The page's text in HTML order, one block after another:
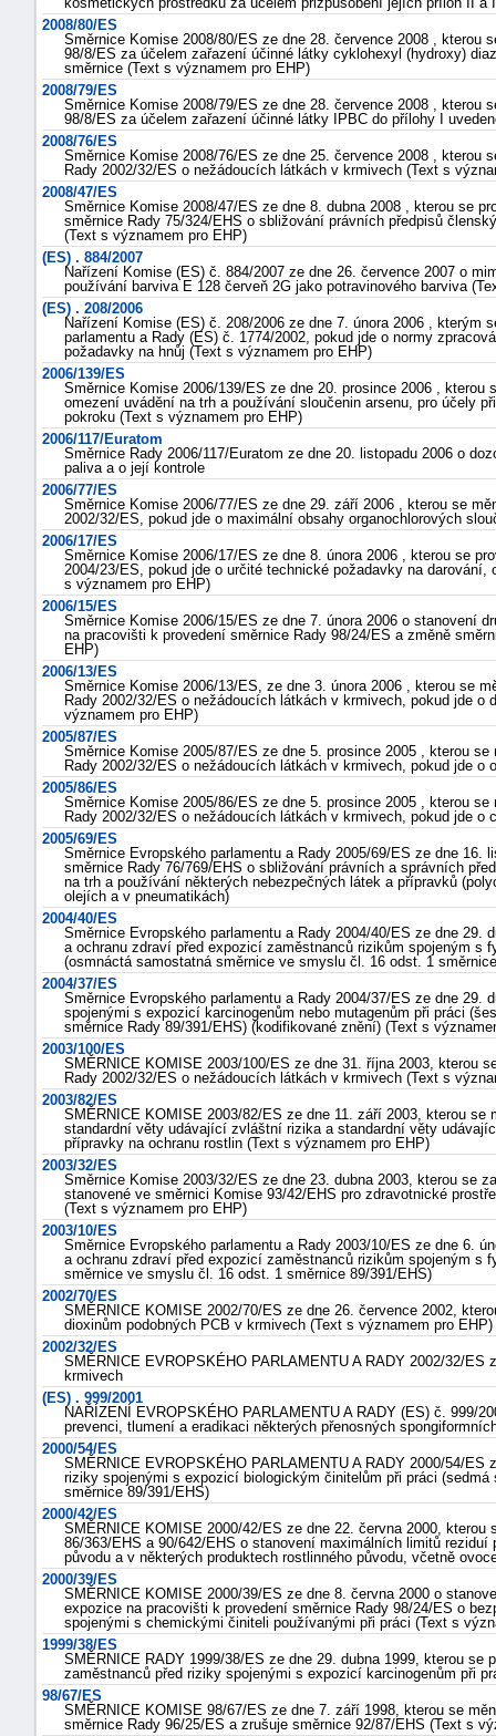
2008/80/ES
Směrnice Komise 2008/80/ES ze dne 28. července 2008 , kterou
98/8/ES za účelem zařazení účinné látky cyklohexyl (hydroxy)
směrnice (Text s významem pro EHP)
2008/79/ES
Směrnice Komise 2008/79/ES ze dne 28. července 2008 , kterou
98/8/ES za účelem zařazení účinné látky IPBC do přílohy I
2008/76/ES
Směrnice Komise 2008/76/ES ze dne 25. července 2008 , kterou
Rady 2002/32/ES o nežádoucích látkách v krmivech (Text s
2008/47/ES
Směrnice Komise 2008/47/ES ze dne 8. dubna 2008 , kterou se
směrnice Rady 75/324/EHS o sbližování právních předpisů
(Text s významem pro EHP)
(ES) . 884/2007
Nařízení Komise (ES) č. 884/2007 ze dne 26. července 2007 o
používání barviva E 128 červeň 2G jako potravinového barviva
(ES) . 208/2006
Nařízení Komise (ES) č. 208/2006 ze dne 7. února 2006 , kterým
parlamentu a Rady (ES) č. 1774/2002, pokud jde o normy
požadavky na hnůj (Text s významem pro EHP)
2006/139/ES
Směrnice Komise 2006/139/ES ze dne 20. prosince 2006 , kterou
omezení uvádění na trh a používání sloučenin arsenu, pro účely
pokroku (Text s významem pro EHP)
2006/117/Euratom
Směrnice Rady 2006/117/Euratom ze dne 20. listopadu 2006 o
paliva a o její kontrole
2006/77/ES
Směrnice Komise 2006/77/ES ze dne 29. září 2006 , kterou se
2002/32/ES, pokud jde o maximální obsahy organochlorových
2006/17/ES
Směrnice Komise 2006/17/ES ze dne 8. února 2006 , kterou se
2004/23/ES, pokud jde o určité technické požadavky na
s významem pro EHP)
2006/15/ES
Směrnice Komise 2006/15/ES ze dne 7. února 2006 o stanovení
na pracovišti k provedení směrnice Rady 98/24/ES a změně
EHP)
2006/13/ES
Směrnice Komise 2006/13/ES, ze dne 3. února 2006 , kterou se
Rady 2002/32/ES o nežádoucích látkách v krmivech, pokud jde
významem pro EHP)
2005/87/ES
Směrnice Komise 2005/87/ES ze dne 5. prosince 2005 , kterou
Rady 2002/32/ES o nežádoucích látkách v krmivech, pokud jde
2005/86/ES
Směrnice Komise 2005/86/ES ze dne 5. prosince 2005 , kterou
Rady 2002/32/ES o nežádoucích látkách v krmivech, pokud jde o
2005/69/ES
Směrnice Evropského parlamentu a Rady 2005/69/ES ze dne 16.
směrnice Rady 76/769/EHS o sbližování právních a správních
na trh a používání některých nebezpečných látek a přípravků
olejích a v pneumatikách)
2004/40/ES
Směrnice Evropského parlamentu a Rady 2004/40/ES ze dne 29.
a ochranu zdraví před expozicí zaměstnanců rizikům spojeným s
(osmnáctá samostatná směrnice ve smyslu čl. 16 odst. 1
2004/37/ES
Směrnice Evropského parlamentu a Rady 2004/37/ES ze dne 29.
spojenými s expozicí karcinogenům nebo mutagenům při práci
směrnice Rady 89/391/EHS) (kodifikované znění) (Text s
2003/100/ES
SMĚRNICE KOMISE 2003/100/ES ze dne 31. října 2003, kterou
Rady 2002/32/ES o nežádoucích látkách v krmivech (Text s
2003/82/ES
SMĚRNICE KOMISE 2003/82/ES ze dne 11. září 2003, kterou se
standardní věty udávající zvláštní rizika a standardní věty
přípravky na ochranu rostlin (Text s významem pro EHP)
2003/32/ES
Směrnice Komise 2003/32/ES ze dne 23. dubna 2003, kterou se
stanovené ve směrnici Komise 93/42/EHS pro zdravotnické
(Text s významem pro EHP)
2003/10/ES
Směrnice Evropského parlamentu a Rady 2003/10/ES ze dne 6.
a ochranu zdraví před expozicí zaměstnanců rizikům spojeným s
směrnice ve smyslu čl. 16 odst. 1 směrnice 89/391/EHS)
2002/70/ES
SMĚRNICE KOMISE 2002/70/ES ze dne 26. července 2002,
dioxinům podobných PCB v krmivech (Text s významem pro EHP)
2002/32/ES
SMĚRNICE EVROPSKÉHO PARLAMENTU A RADY 2002/32/
krmivech
(ES) . 999/2001
NAŘÍZENÍ EVROPSKÉHO PARLAMENTU A RADY (ES) č. 999/
prevenci, tlumení a eradikaci některých přenosných
2000/54/ES
SMĚRNICE EVROPSKÉHO PARLAMENTU A RADY 2000/54/ES
riziky spojenými s expozicí biologickým činitelům při práci
směrnice 89/391/EHS)
2000/42/ES
SMĚRNICE KOMISE 2000/42/ES ze dne 22. června 2000,
86/363/EHS a 90/642/EHS o stanovení maximálních limitů
původu a v některých produktech rostlinného původu, včetně
2000/39/ES
SMĚRNICE KOMISE 2000/39/ES ze dne 8. června 2000 o
expozice na pracovišti k provedení směrnice Rady 98/24/ES o
spojenými s chemickými činiteli používanými při práci (Text s
1999/38/ES
SMĚRNICE RADY 1999/38/ES ze dne 29. dubna 1999, kterou se
zaměstnanců před riziky spojenými s expozicí karcinogenům při
98/67/ES
SMĚRNICE KOMISE 98/67/ES ze dne 7. září 1998, kterou se
směrnice Rady 96/25/ES a zrušuje směrnice 92/87/EHS (Text s